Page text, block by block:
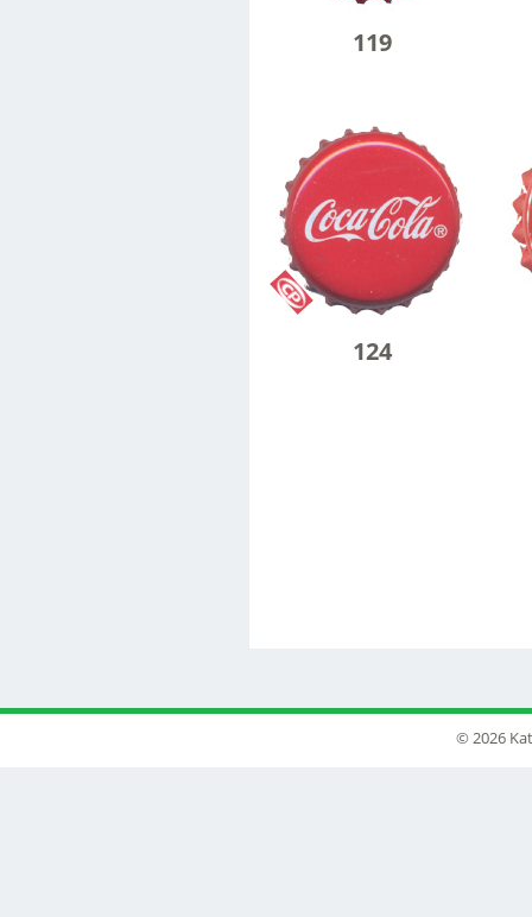
119
124
© 2026